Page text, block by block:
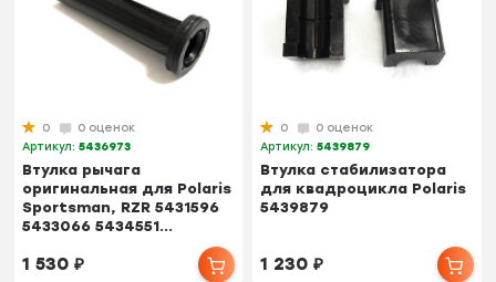
0
0 оценок
Артикул:5436973
Втулка рычага
оригинальная для Polaris
Sportsman, RZR 5431596
5433066 5434551...
1 530₽
0
0 оценок
Артикул:5439879
Втулка стабилизатора
для квадроцикла Polaris
5439879
1 230₽